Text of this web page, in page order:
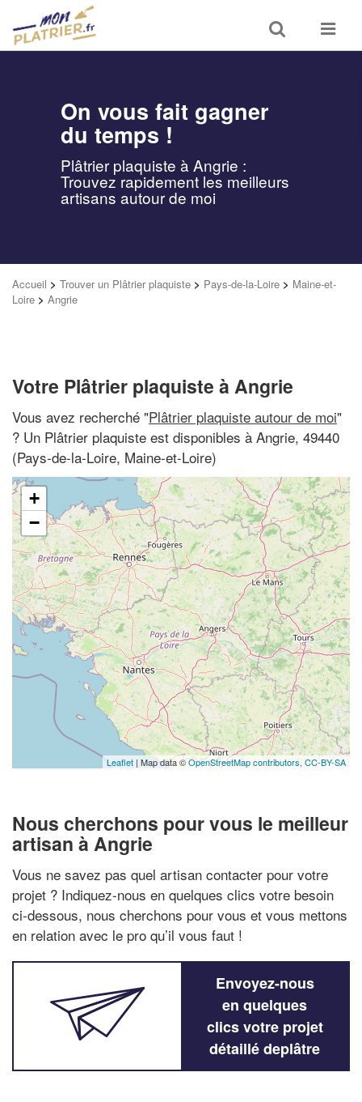
Toggle
search
Toggle
On vous fait gagner
du temps !
Plâtrier plaquiste à Angrie :
Trouvez rapidement les meilleurs
artisans autour de moi
Accueil > Trouver un Plâtrier plaquiste > Pays-de-la-Loire > Maine-et-
Loire > Angrie
Votre Plâtrier plaquiste à Angrie
Vous avez recherché "Plâtrier plaquiste autour de moi"
? Un Plâtrier plaquiste est disponibles à Angrie, 49440
(Pays-de-la-Loire, Maine-et-Loire)
+
−
Leaflet | Map data ©OpenStreetMap contributors, CC-BY-SA
Nous cherchons pour vous le meilleur
artisan à Angrie
Vous ne savez pas quel artisan contacter pour votre
projet ? Indiquez-nous en quelques clics votre besoin
ci-dessous, nous cherchons pour vous et vous mettons
en relation avec le pro qu’il vous faut !
Envoyez-nous
en quelques
clics votre projet
détaillé deplâtre